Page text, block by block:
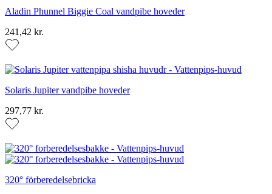
Aladin Phunnel Biggie Coal vandpibe hoveder
241,42 kr.
Solaris Jupiter vandpibe hoveder
297,77 kr.
320° förberedelsebricka